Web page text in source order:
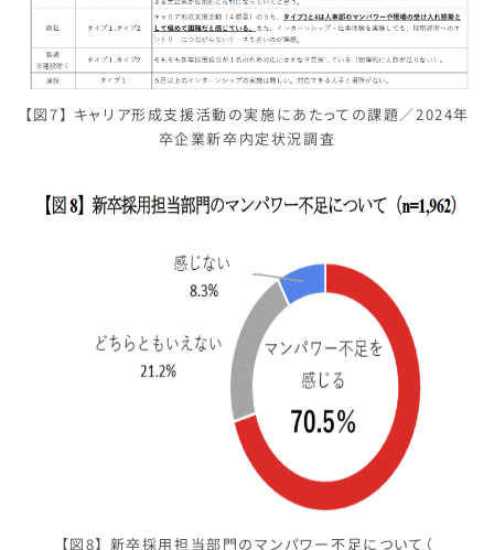
【図7】 キャリア形成支援活動の実施にあたっての課題／2024年
卒企業新卒内定状況調査
【図8】 新卒採用担当部門のマンパワー不足について（